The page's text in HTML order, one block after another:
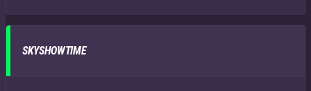
SKYSHOWTIME